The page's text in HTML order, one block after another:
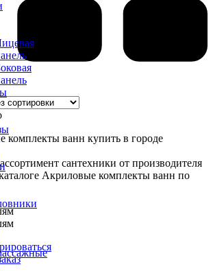
комплекты ванн купить в городе
сантехники от производителя
Акриловые комплекты ванн по